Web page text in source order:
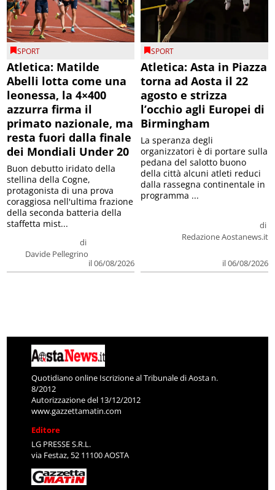
SPORT
Atletica: Matilde
Abelli lotta come una
leonessa, la 4×400
azzurra firma il
primato nazionale, ma
resta fuori dalla finale
dei Mondiali Under 20
di
Davide Pellegrino
il 06/08/2026
Buon debutto iridato della
stellina della Cogne,
protagonista di una prova
coraggiosa nell'ultima frazione
della seconda batteria della
staffetta mist...
SPORT
Atletica: Asta in Piazza
torna ad Aosta il 22
agosto e strizza
l’occhio agli Europei di
Birmingham
di
Redazione Aostanews.it
il 06/08/2026
La speranza degli
organizzatori è di portare sulla
pedana del salotto buono
della città alcuni atleti reduci
dalla rassegna continentale in
programma ...
Quotidiano online Iscrizione al Tribunale di Aosta n.
8/2012
Autorizzazione del 13/12/2012
www.gazzettamatin.com
Editore
LG PRESSE S.R.L.
via Festaz, 52 11100 AOSTA